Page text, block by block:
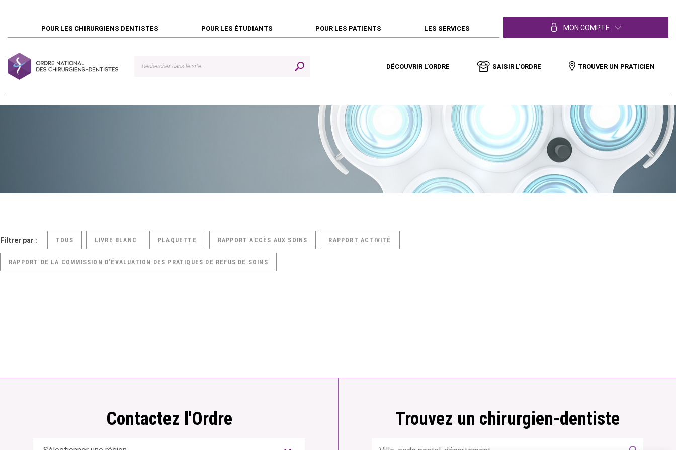
POUR LES CHIRURGIENS DENTISTES POUR LES ÉTUDIANTS POUR LES PATIENTS LES SERVICES MON COMPTE
DÉCOUVRIR L’ORDRE SAISIR L’ORDRE TROUVER UN PRATICIEN
Filtrer par : TOUS LIVRE BLANC PLAQUETTE RAPPORT ACCÈS AUX SOINS RAPPORT ACTIVITÉ
RAPPORT DE LA COMMISSION D’ÉVALUATION DES PRATIQUES DE REFUS DE SOINS
Contactez l'Ordre Trouvez un chirurgien-dentiste